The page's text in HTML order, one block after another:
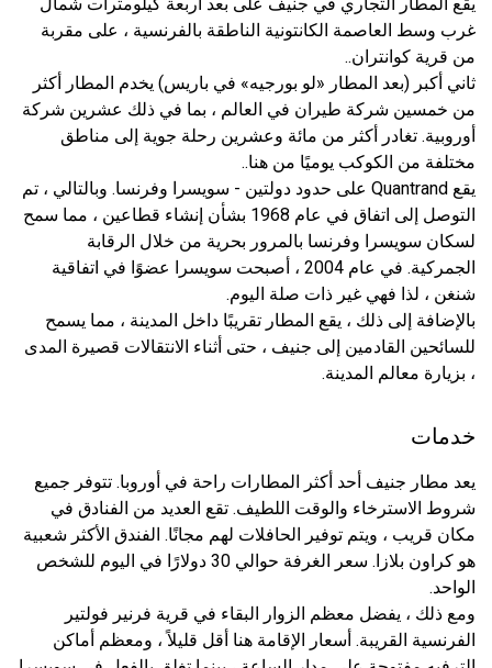
غرب وسط العاصمة الكانتونية الناطقة بالفرنسية ، على مقربة
من قرية كوانتران..
ثاني أكبر (بعد المطار «لو بورجيه» في باريس) يخدم المطار أكثر
من خمسين شركة طيران في العالم ، بما في ذلك عشرين شركة
أوروبية. تغادر أكثر من مائة وعشرين رحلة جوية إلى مناطق
مختلفة من الكوكب يوميًا من هنا..
يقع Quantrand على حدود دولتين - سويسرا وفرنسا. وبالتالي ، تم
التوصل إلى اتفاق في عام 1968 بشأن إنشاء قطاعين ، مما سمح
لسكان سويسرا وفرنسا بالمرور بحرية من خلال الرقابة
الجمركية. في عام 2004 ، أصبحت سويسرا عضوًا في اتفاقية
شنغن ، لذا فهي غير ذات صلة اليوم.
بالإضافة إلى ذلك ، يقع المطار تقريبًا داخل المدينة ، مما يسمح
للسائحين القادمين إلى جنيف ، حتى أثناء الانتقالات قصيرة المدى
، بزيارة معالم المدينة.
خدمات
يعد مطار جنيف أحد أكثر المطارات راحة في أوروبا. تتوفر جميع
شروط الاسترخاء والوقت اللطيف. تقع العديد من الفنادق في
مكان قريب ، ويتم توفير الحافلات لهم مجانًا. الفندق الأكثر شعبية
هو كراون بلازا. سعر الغرفة حوالي 30 دولارًا في اليوم للشخص
الواحد.
ومع ذلك ، يفضل معظم الزوار البقاء في قرية فرنير فولتير
الفرنسية القريبة. أسعار الإقامة هنا أقل قليلاً ، ومعظم أماكن